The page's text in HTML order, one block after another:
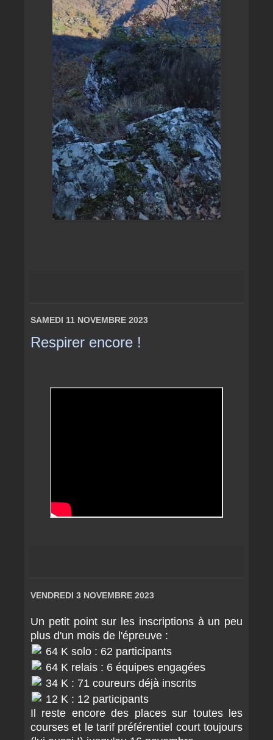
SAMEDI 11 NOVEMBRE 2023
Respirer encore !
VENDREDI 3 NOVEMBRE 2023
Un petit point sur les inscriptions à un peu
plus d'un mois de l'épreuve :
64 K solo : 62 participants
64 K relais : 6 équipes engagées
34 K : 71 coureurs déjà inscrits
12 K : 12 participants
Il reste encore des places sur toutes les
courses et le tarif préférentiel court toujours